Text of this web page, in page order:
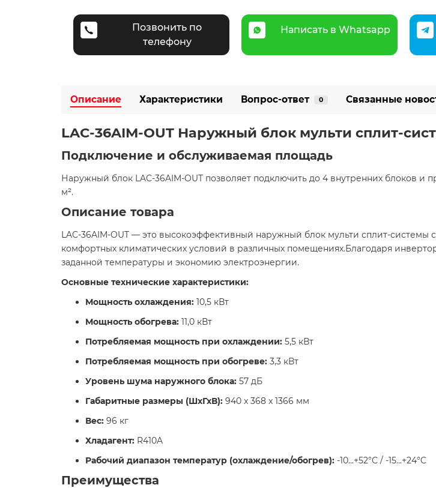
Позвонить по
телефону
Написать в Whatsapp
Описание Характеристики Вопрос-ответ 0 Связанные
LAC-36AIM-OUT Наружный блок мульти сплит-
Подключение и обслуживаемая площадь
Наружный блок LAC-36AIM-OUT позволяет подключить до 4 внутренних блоков
м². ​
Описание товара
LAC-36AIM-OUT — это высокоэффективный наружный блок мульти сплит-системы
комфортных климатических условий в различных помещениях.Благодаря
заданной температуры и экономию электроэнергии.​
Основные технические характеристики:
Мощность охлаждения: 10,5 кВт​
Мощность обогрева: 11,0 кВт​
Потребляемая мощность при охлаждении: 5,5 кВт​
Потребляемая мощность при обогреве: 3,3 кВт​
Уровень шума наружного блока: 57 дБ​
Габаритные размеры (ШхГхВ): 940 x 368 x 1366 мм​
Вес: 96 кг​
Хладагент: R410A​
Рабочий диапазон температур (охлаждение/обогрев): -10...+52°C / -15...+24°C ​
Преимущества